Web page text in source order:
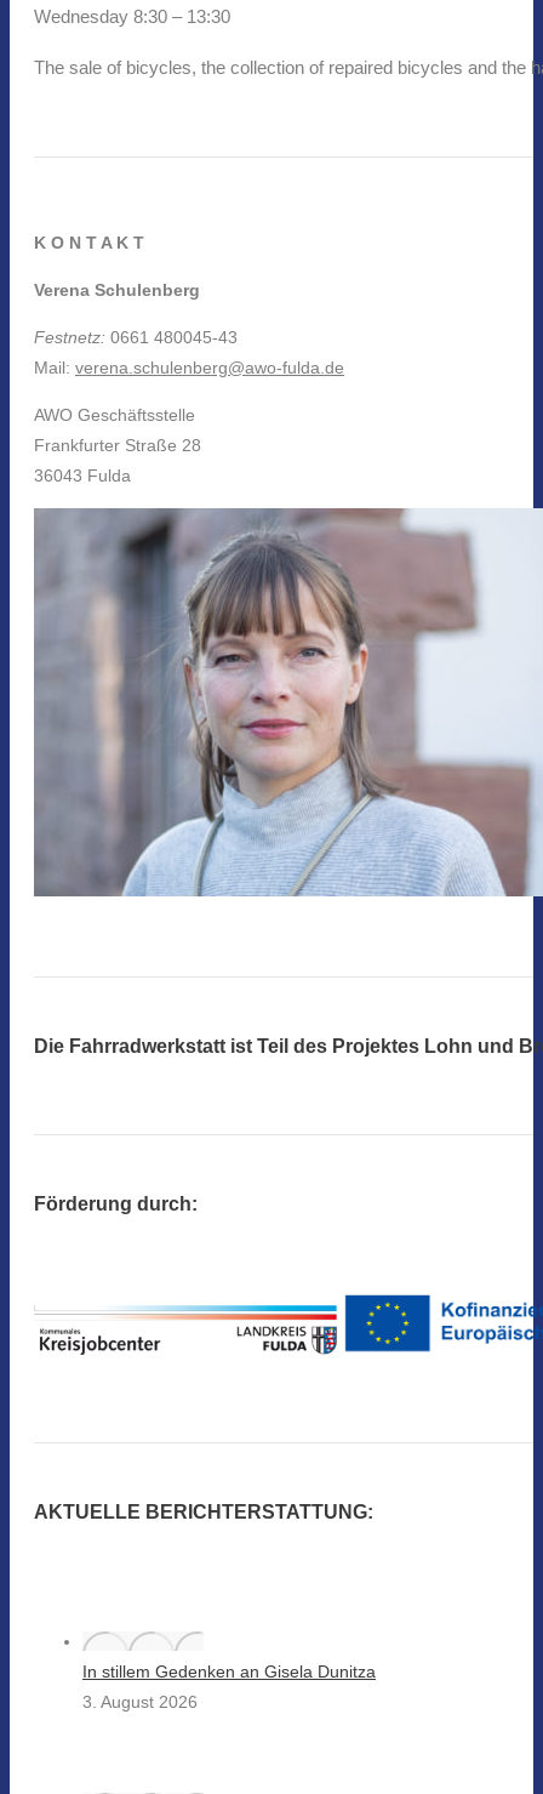
Wednesday 8:30 – 13:30
The sale of bicycles, the collection of repaired bicycles and the
K O N T A K T
Verena Schulenberg
Festnetz: 0661 480045-43
Mail: verena.schulenberg@awo-fulda.de
AWO Geschäftsstelle
Frankfurter Straße 28
36043 Fulda
Die Fahrradwerkstatt ist Teil des Projektes Lohn und
Förderung durch:
AKTUELLE BERICHTERSTATTUNG:
In stillem Gedenken an Gisela Dunitza
3. August 2026